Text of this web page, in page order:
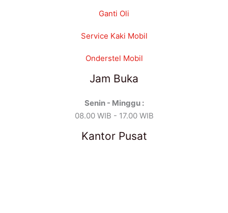
Ganti Oli
Service Kaki Mobil
Onderstel Mobil
Jam Buka
Senin - Minggu :
08.00 WIB - 17.00 WIB
Kantor Pusat